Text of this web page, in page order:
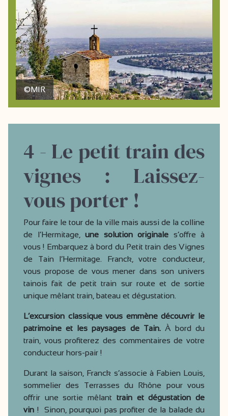
©MIR
4 - Le petit train des
vignes : Laissez-
vous porter !
Pour faire le tour de la ville mais aussi de la colline
de l’Hermitage, une solution originale s’offre à
vous ! Embarquez à bord du Petit train des Vignes
de Tain l’Hermitage. Franck, votre conducteur,
vous propose de vous mener dans son univers
tainois fait de petit train sur route et de sortie
unique mêlant train, bateau et dégustation.
L’excursion classique vous emmène découvrir le
patrimoine et les paysages de Tain.À bord du
train, vous profiterez des commentaires de votre
conducteur hors-pair !
Durant la saison, Franck s’associe à Fabien Louis,
sommelier des Terrasses du Rhône pour vous
offrir une sortie mêlant train et dégustation de
vin ! Sinon, pourquoi pas profiter de la balade du